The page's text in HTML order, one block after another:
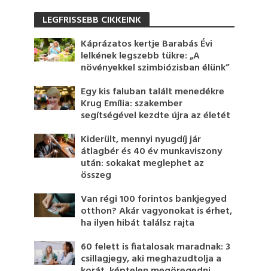
LEGFRISSEBB CIKKEINK
Káprázatos kertje Barabás Évi
lelkének legszebb tükre: „A
növényekkel szimbiózisban élünk”
Egy kis faluban talált menedékre
Krug Emília: szakember
segítségével kezdte újra az életét
Kiderült, mennyi nyugdíj jár
átlagbér és 40 év munkaviszony
után: sokakat meglephet az
összeg
Van régi 100 forintos bankjegyed
otthon? Akár vagyonokat is érhet,
ha ilyen hibát találsz rajta
60 felett is fiatalosak maradnak: 3
csillagjegy, aki meghazudtolja a